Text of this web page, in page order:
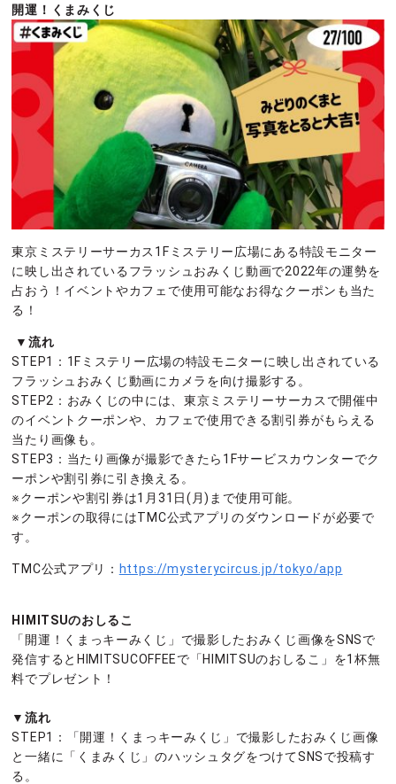
開運！くまみくじ
東京ミステリーサーカス1Fミステリー広場にある特設モニター
に映し出されているフラッシュおみくじ動画で2022年の運勢を
占おう！イベントやカフェで使用可能なお得なクーポンも当た
る！
▼流れ
STEP1：1Fミステリー広場の特設モニターに映し出されている
フラッシュおみくじ動画にカメラを向け撮影する。
STEP2：おみくじの中には、東京ミステリーサーカスで開催中
のイベントクーポンや、カフェで使用できる割引券がもらえる
当たり画像も。
STEP3：当たり画像が撮影できたら1Fサービスカウンターでク
ーポンや割引券に引き換える。
※クーポンや割引券は1月31日(月)まで使用可能。
※クーポンの取得にはTMC公式アプリのダウンロードが必要で
す。
TMC公式アプリ： https://mysterycircus.jp/tokyo/app
HIMITSUのおしるこ
「開運！くまっキーみくじ」で撮影したおみくじ画像をSNSで
発信するとHIMITSUCOFFEEで「HIMITSUのおしるこ」を1杯無
料でプレゼント！
▼流れ
STEP1：「開運！くまっキーみくじ」で撮影したおみくじ画像
と一緒に「くまみくじ」のハッシュタグをつけてSNSで投稿す
る。